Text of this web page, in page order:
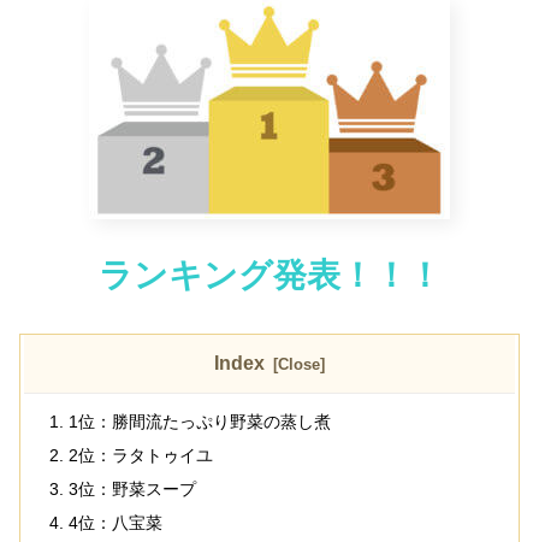
ランキング発表！！！
Index
1位：勝間流たっぷり野菜の蒸し煮
2位：ラタトゥイユ
3位：野菜スープ
4位：八宝菜